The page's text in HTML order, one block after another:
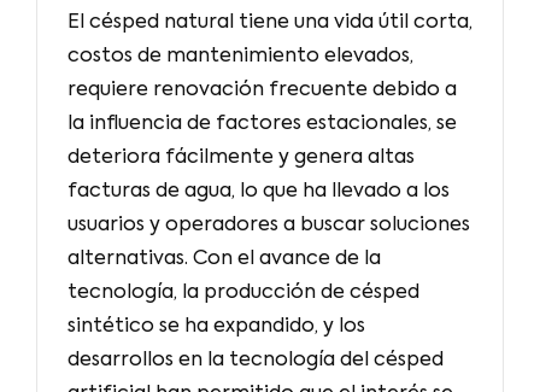
El césped natural tiene una vida útil corta,
costos de mantenimiento elevados,
requiere renovación frecuente debido a
la influencia de factores estacionales, se
deteriora fácilmente y genera altas
facturas de agua, lo que ha llevado a los
usuarios y operadores a buscar soluciones
alternativas. Con el avance de la
tecnología, la producción de césped
sintético se ha expandido, y los
desarrollos en la tecnología del césped